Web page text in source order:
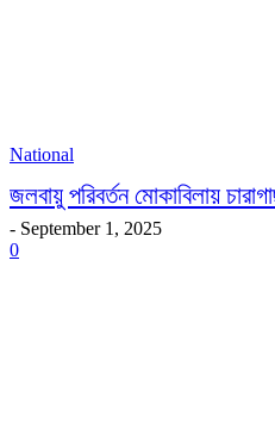
National
জলবায়ু পরিবর্তন মোকাবিলায়
- September 1, 2025
0